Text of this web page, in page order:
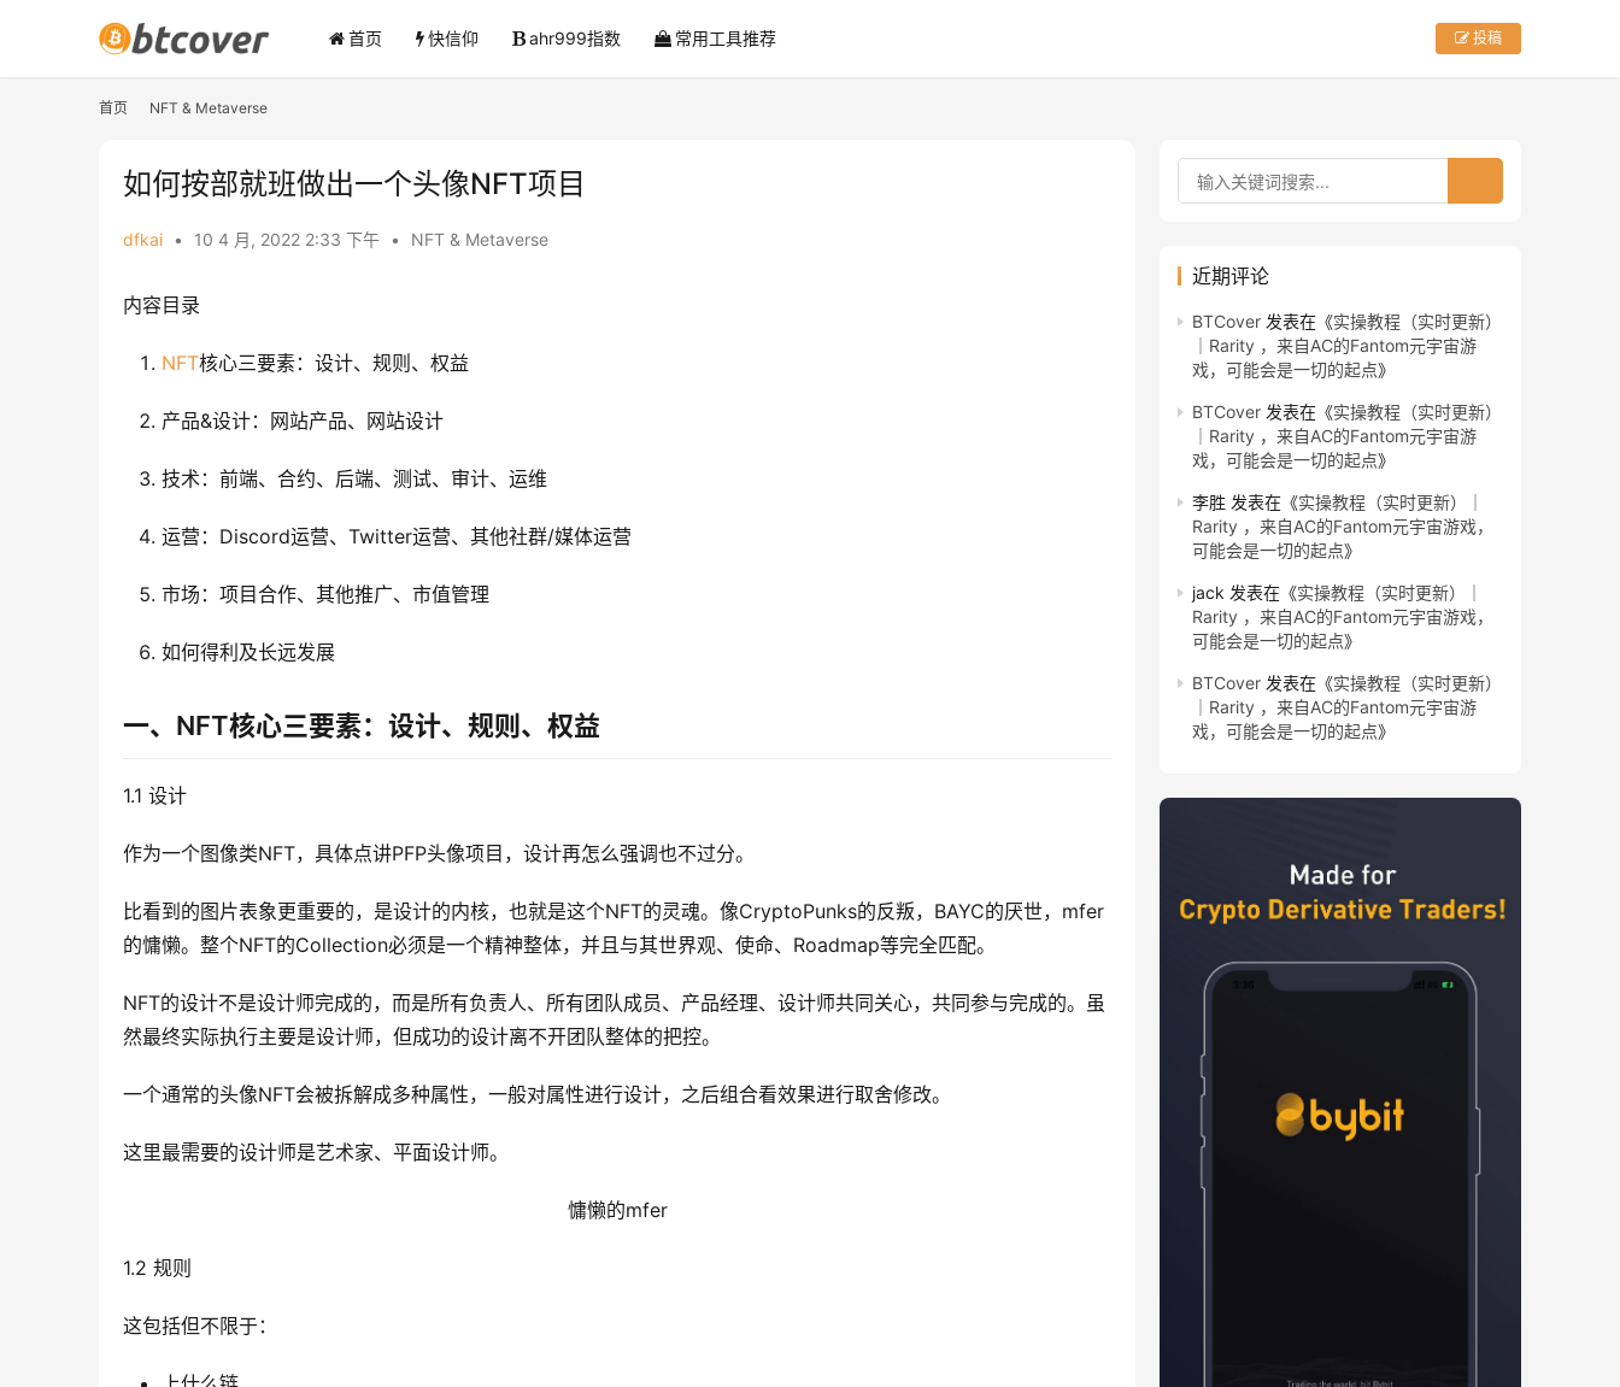
首页 快信仰 ahr999指数 常用工具推荐 投稿
首页 NFT & Metaverse
如何按部就班做出一个头像NFT项目
dfkai • 10 4 月, 2022 2:33 下午 • NFT & Metaverse
‍‍内容目录
NFT核心三要素：设计、规则、权益
产品&设计：网站产品、网站设计
技术：前端、合约、后端、测试、审计、运维
运营：Discord运营、Twitter运营、其他社群/媒体运营
市场：项目合作、其他推广、市值管理
如何得利及长远发展
一、NFT核心三要素：设计、规则、权益
1.1 设计
作为一个图像类NFT，具体点讲PFP头像项目，设计再怎么强调也不过分。
比看到的图片表象更重要的，是设计的内核，也就是这个NFT的灵魂。像CryptoPunks的反叛，BAYC的厌世，mfer
的慵懒。整个NFT的Collection必须是一个精神整体，并且与其世界观、使命、Roadmap等完全匹配。
NFT的设计不是设计师完成的，而是所有负责人、所有团队成员、产品经理、设计师共同关心，共同参与完成的。虽
然最终实际执行主要是设计师，但成功的设计离不开团队整体的把控。
一个通常的头像NFT会被拆解成多种属性，一般对属性进行设计，之后组合看效果进行取舍修改。
这里最需要的设计师是艺术家、平面设计师。
慵懒的mfer
1.2 规则
这包括但不限于：
近期评论
BTCover 发表在《实操教程（实时更新）
｜Rarity ，来自AC的Fantom元宇宙游
戏，可能会是一切的起点》
BTCover 发表在《实操教程（实时更新）
｜Rarity ，来自AC的Fantom元宇宙游
戏，可能会是一切的起点》
李胜 发表在《实操教程（实时更新）｜
Rarity ，来自AC的Fantom元宇宙游戏，
可能会是一切的起点》
jack 发表在《实操教程（实时更新）｜
Rarity ，来自AC的Fantom元宇宙游戏，
可能会是一切的起点》
BTCover 发表在《实操教程（实时更新）
｜Rarity ，来自AC的Fantom元宇宙游
戏，可能会是一切的起点》